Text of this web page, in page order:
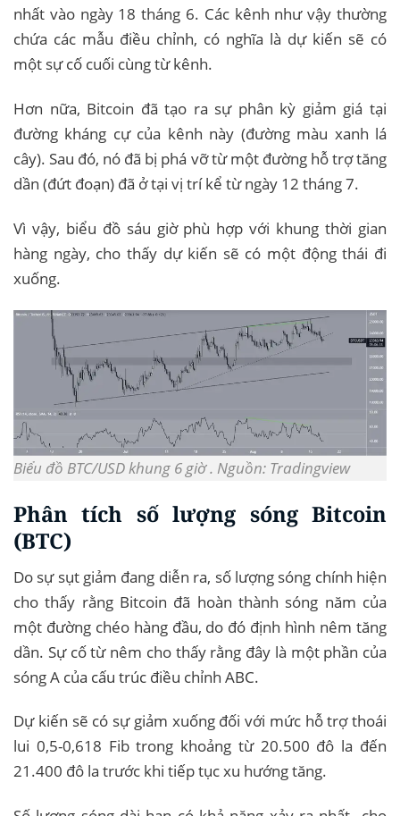
nhất vào ngày 18 tháng 6. Các kênh như vậy thường
chứa các mẫu điều chỉnh, có nghĩa là dự kiến ​​sẽ có
một sự cố cuối cùng từ kênh.
Hơn nữa, Bitcoin đã tạo ra sự phân kỳ giảm giá tại
đường kháng cự của kênh này (đường màu xanh lá
cây). Sau đó, nó đã bị phá vỡ từ một đường hỗ trợ tăng
dần (đứt đoạn) đã ở tại vị trí kể từ ngày 12 tháng 7.
Vì vậy, biểu đồ sáu giờ phù hợp với khung thời gian
hàng ngày, cho thấy dự kiến ​​sẽ có một động thái đi
xuống.
Biểu đồ BTC/USD khung 6 giờ . Nguồn: Tradingview
Phân tích số lượng sóng Bitcoin
(BTC)
Do sự sụt giảm đang diễn ra, số lượng sóng chính hiện
cho thấy rằng Bitcoin đã hoàn thành sóng năm của
một đường chéo hàng đầu, do đó định hình nêm tăng
dần. Sự cố từ nêm cho thấy rằng đây là một phần của
sóng A của cấu trúc điều chỉnh ABC.
Dự kiến ​​sẽ có sự giảm xuống đối với mức hỗ trợ thoái
lui 0,5-0,618 Fib trong khoảng từ 20.500 đô la đến
21.400 đô la trước khi tiếp tục xu hướng tăng.